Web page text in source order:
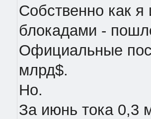
Собственно как я
блокадами -
Официальные
млрд$.
Но.
За июнь тока 0,3